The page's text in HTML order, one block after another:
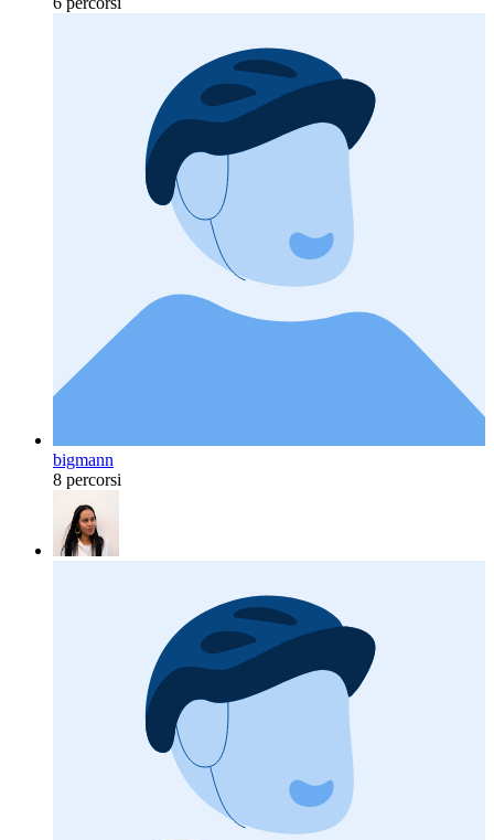
bigmann
8 percorsi